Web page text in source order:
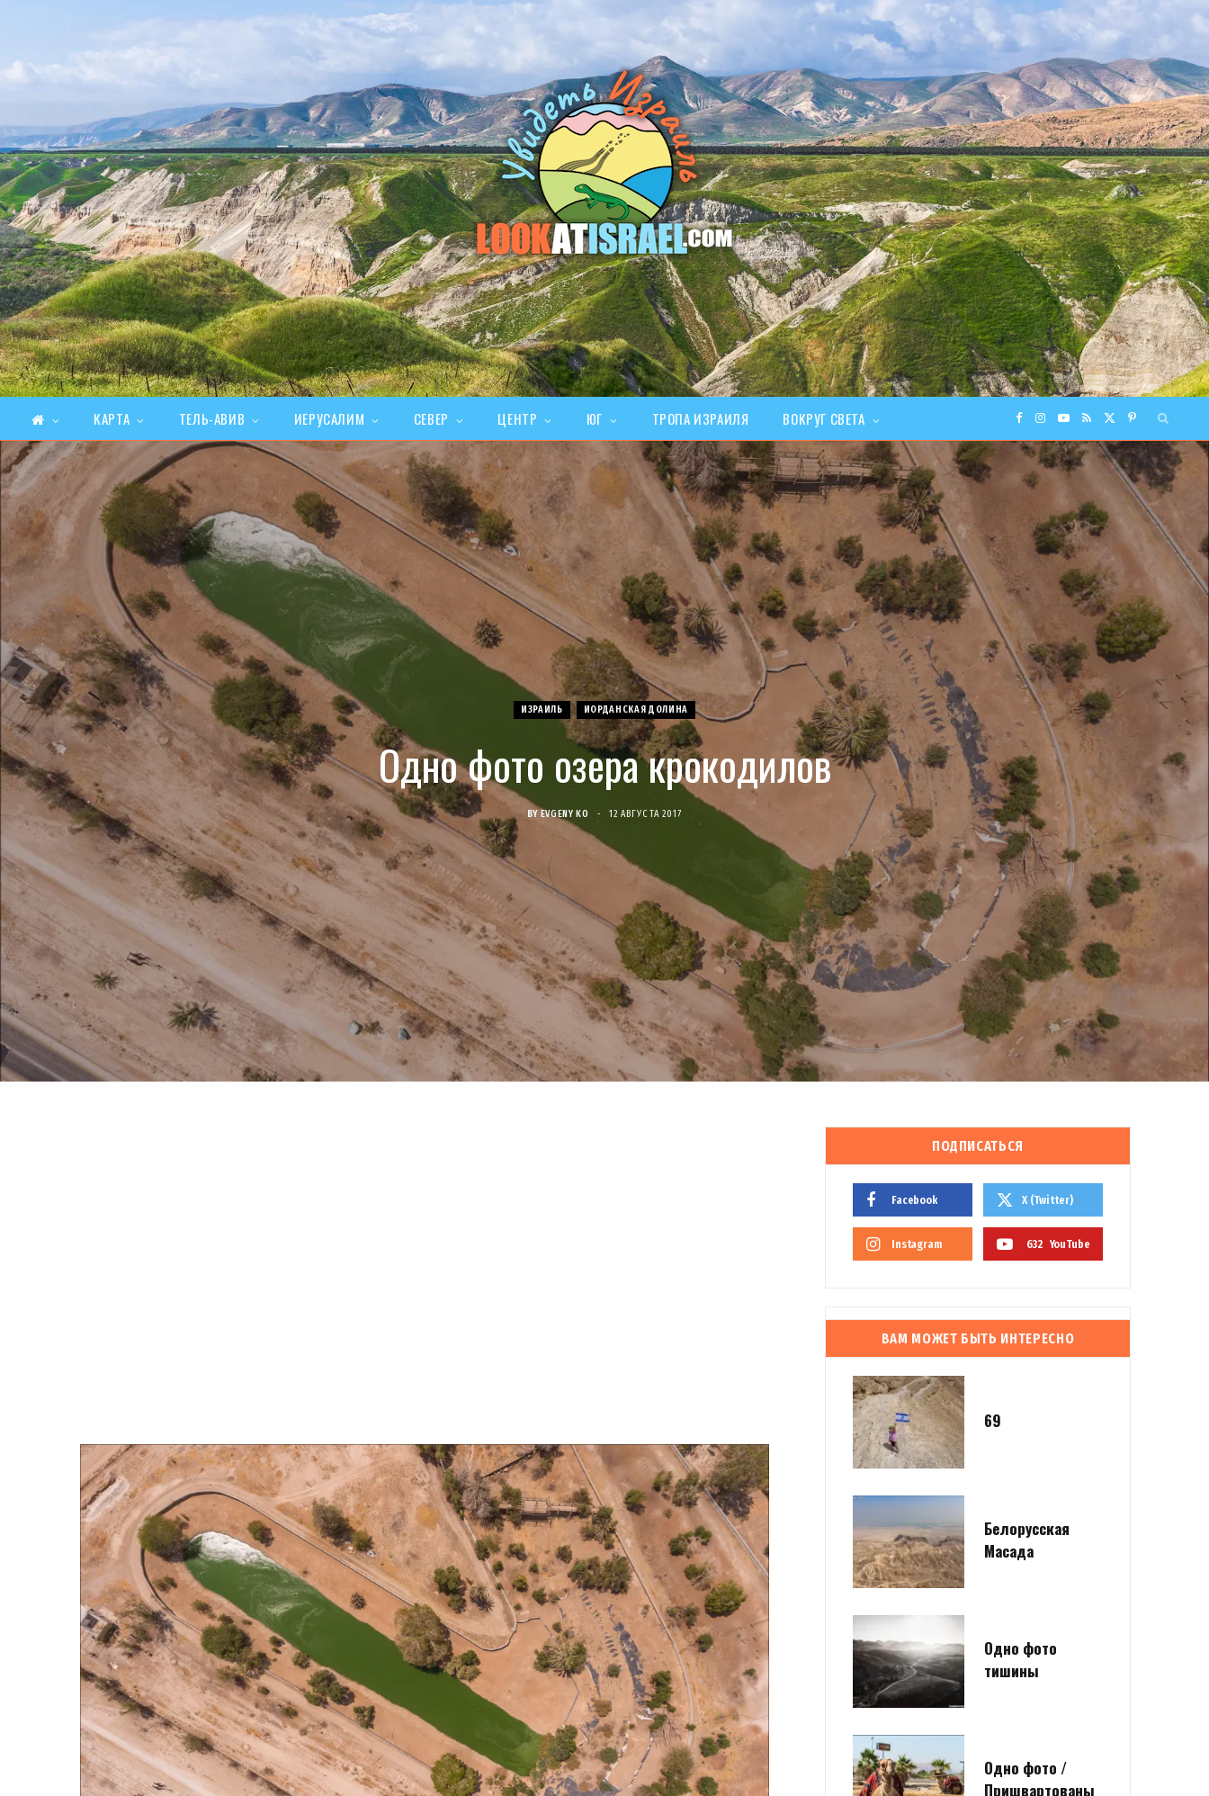
F
a
b
o
I
n
t
r
a
Y
o
T
u
b
e
R
S
(
t
P
n
e
r
КАРТА ТЕЛЬ-АВИВ ИЕРУСАЛИМ СЕВЕР ЦЕНТР ЮГ ТРОПА ИЗРАИЛЯ ВОКРУГ СВЕТА
ИЗРАИЛЬ ИОРДАНСКАЯ ДОЛИНА
Одно фото озера крокодилов
BY EVGENY KO 12 АВГУСТА 2017
ПОДПИСАТЬСЯ
Facebook X (Twitter)
Instagram 632 YouTube
ВАМ МОЖЕТ БЫТЬ ИНТЕРЕСНО
69
Белорусская
Масада
Одно фото
тишины
Одно фото /
Пришвартованы